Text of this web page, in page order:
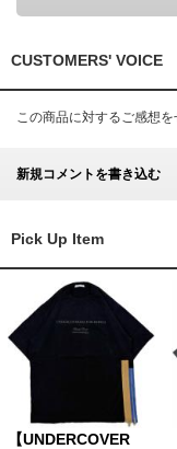
CUSTOMERS' VOICE
この商品に対するご感想を
新規コメントを書き込む
Pick Up Item
【UNDERCOVER